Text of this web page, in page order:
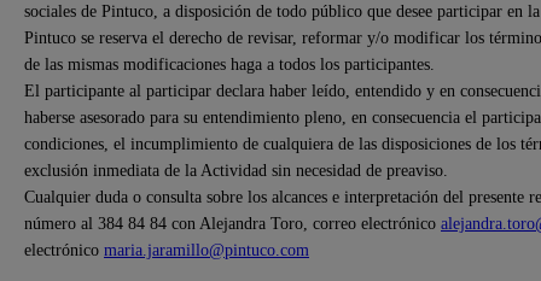
sociales de Pintuco, a disposición de todo público que desee participar
Pintuco se reserva el derecho de revisar, reformar y/o modificar los
de las mismas modificaciones haga a todos los participantes.
El participante al participar declara haber leído, entendido y en
haberse asesorado para su entendimiento pleno, en consecuencia el
condiciones, el incumplimiento de cualquiera de las disposiciones de los
exclusión inmediata de la Actividad sin necesidad de preaviso.
Cualquier duda o consulta sobre los alcances e interpretación del presente
número al 384 84 84 con Alejandra Toro, correo electrónico
electrónico maria.jaramillo@pintuco.com